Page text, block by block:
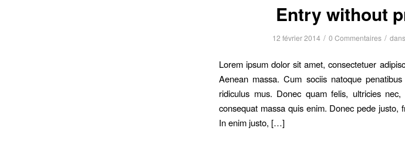
Entry without
12 février 2014 / 0 Commentaires / dans
Lorem ipsum dolor sit amet, consectetuer
Aenean massa. Cum sociis natoque
ridiculus mus. Donec quam felis, ultricies
consequat massa quis enim. Donec pede justo,
In enim justo, […]